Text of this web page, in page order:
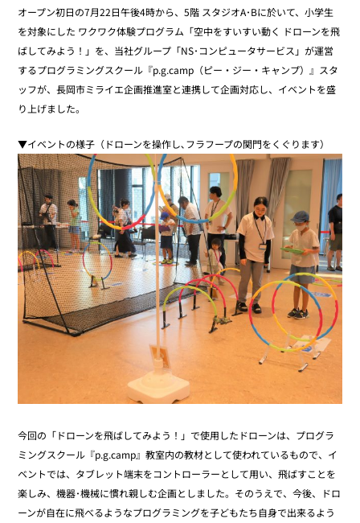
オープン初日の7月22日午後4時から、5階 スタジオA･Bに於いて、小学生
を対象にした ワクワク体験プログラム「空中をすいすい動く ドローンを飛
ばしてみよう！」を、当社グループ「NS･コンピュータサービス」が運営
するプログラミングスクール『p.g.camp（ピー・ジー・キャンプ）』スタ
ッフが、長岡市ミライエ企画推進室と連携して企画対応し、イベントを盛
り上げました。
▼イベントの様子（ドローンを操作し､フラフープの関門をくぐります）
今回の「ドローンを飛ばしてみよう！」で使用したドローンは、プログラ
ミングスクール『p.g.camp』教室内の教材として使われているもので、イ
ベントでは、タブレット端末をコントローラーとして用い、飛ばすことを
楽しみ、機器･機械に慣れ親しむ企画としました。そのうえで、今後、ドロ
ーンが自在に飛べるようなプログラミングを子どもたち自身で出来るよう